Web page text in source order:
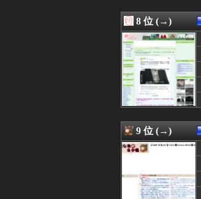
08/07 03:00
08/07 03:00
08/07 03:00
08/07 03:00
08/07 03:00
08/07 03:00
08/07 03:00
08/07 03:00
08/07 02:57
08/07 02:57
08/07 02:55
08/07 02:55
08/07 02:50
08/07 02:48
8 位 (→)
9 位 (→)